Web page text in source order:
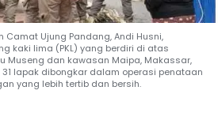
Ujung Pandang, Andi Husni,
kaki lima (PKL) yang berdiri di atas
Museng dan kawasan Maipa, Makassar,
lapak dibongkar dalam operasi penataan
yang lebih tertib dan bersih.